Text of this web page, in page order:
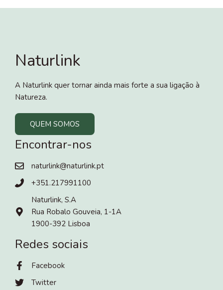
Naturlink
A Naturlink quer tornar ainda mais forte a sua ligação à
Natureza.
QUEM SOMOS
Encontrar-nos
naturlink@naturlink.pt
+351.217991100
Naturlink, S.A
Rua Robalo Gouveia, 1-1A
1900-392 Lisboa
Redes sociais
Facebook
Twitter